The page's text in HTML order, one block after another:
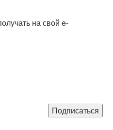
на свой e-
Подписаться